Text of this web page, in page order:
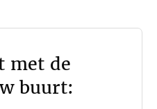
met de
buurt: